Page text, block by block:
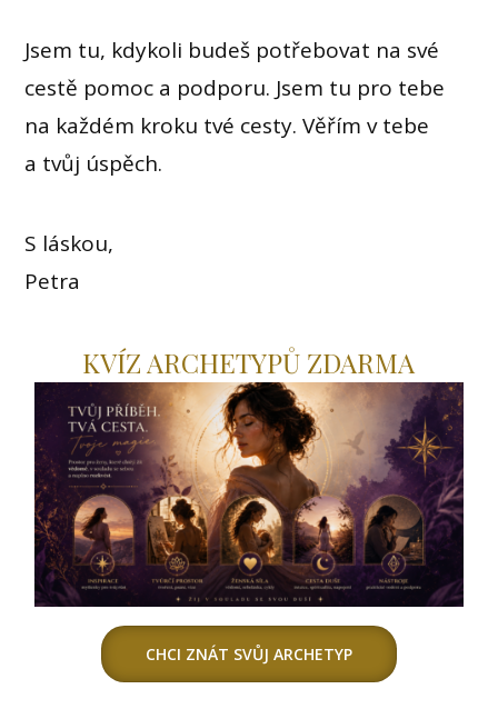
Jsem tu, kdykoli budeš potřebovat na své
cestě pomoc a podporu. Jsem tu pro tebe
na každém kroku tvé cesty. Věřím v tebe
a tvůj úspěch.
S láskou,
Petra
KVÍZ ARCHETYPŮ ZDARMA
CHCI ZNÁT SVŮJ ARCHETYP